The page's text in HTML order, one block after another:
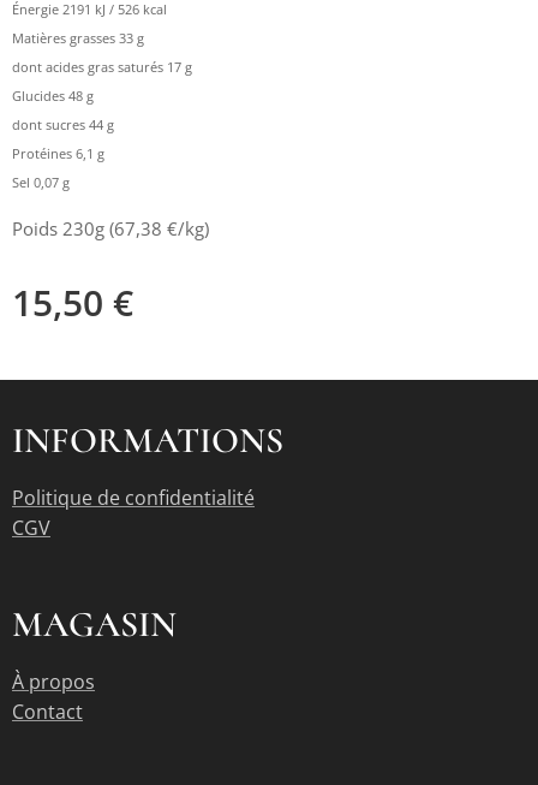
Énergie 2191 kJ / 526 kcal
Matières grasses 33 g
dont acides gras saturés 17 g
Glucides 48 g
dont sucres 44 g
Protéines 6,1 g
Sel 0,07 g
Poids 230g (67,38 €/kg)
15,50 €
INFORMATIONS
Politique de confidentialité
CGV
MAGASIN
À propos
Contact